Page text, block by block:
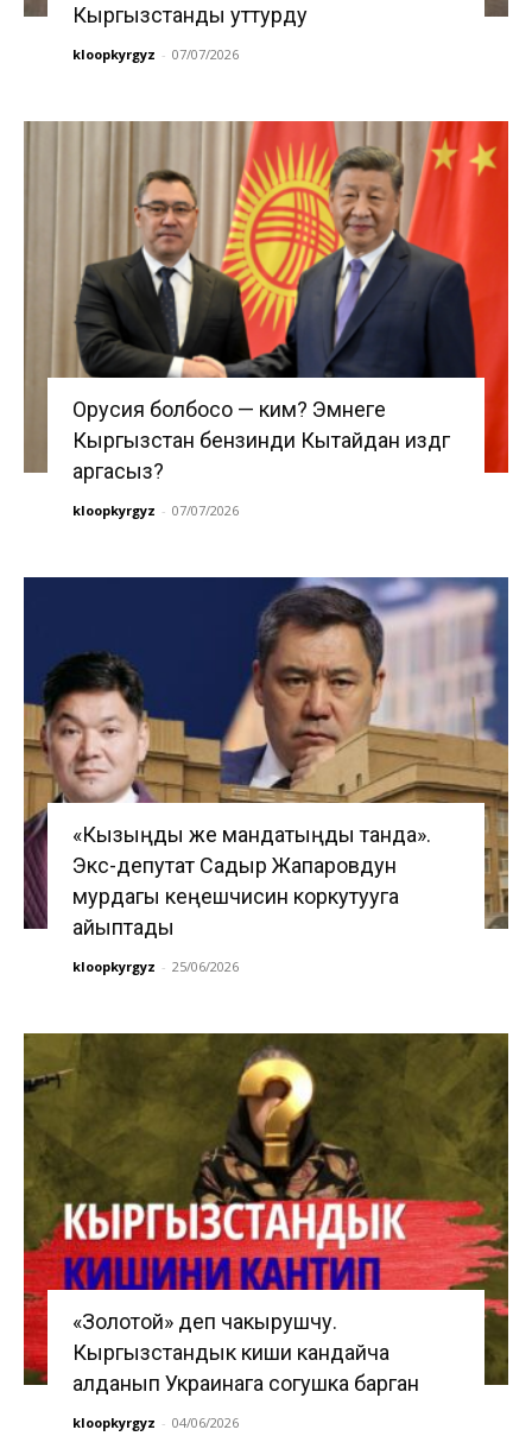
Кыргызстанды уттурду
kloopkyrgyz - 07/07/2026
Орусия болбосо — ким? Эмнеге
Кыргызстан бензинди Кытайдан издөөгө
аргасыз?
kloopkyrgyz - 07/07/2026
«Кызыңды же мандатыңды танда».
Экс-депутат Садыр Жапаровдун
мурдагы кеңешчисин коркутууга
айыптады
kloopkyrgyz - 25/06/2026
«Золотой» деп чакырушчу.
Кыргызстандык киши кандайча
алданып Украинага согушка барган
kloopkyrgyz - 04/06/2026